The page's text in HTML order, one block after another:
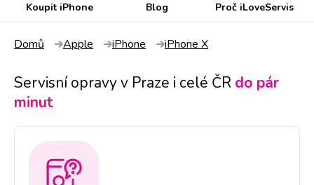
Koupit iPhone
Blog Proč iLoveServis
Domů Apple iPhone iPhone X
Servisní opravy v Praze i celé ČR do pár
minut